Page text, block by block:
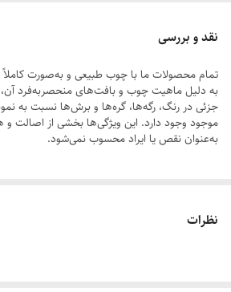
🌸 خوبیه این استند اینه که تقسیم‌کننده‌های
بخوای می‌تونی چیدمانش کنی (۳ اسلاید آخر رو ببین متوجه می‌شی 😉).
🌸 ابعاد استند: ۴۵ در ۴۵
نقد و بررسی
تمام محصولات ما با چوب طبیعی و به‌صورت
به دلیل ماهیت چوب و بافت‌های منحصر‌به‌فرد
جزئی در رنگ، رگه‌ها، گره‌ها و برش‌ها نسبت به
موجود وجود دارد. این ویژگی‌ها بخشی از
به‌عنوان نقص یا ایراد محسوب نمی‌شود.
سفارش به‌منزله‌ی پذیرش این موارد و آگاهی از
نظرات